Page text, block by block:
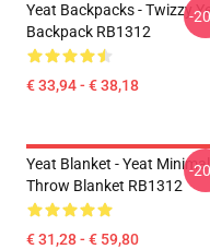
Yeat Backpacks - Twizzy
Backpack RB1312
€ 33,94 - € 38,18
-
Yeat Blanket - Yeat Minimal
Throw Blanket RB1312
€ 31,28 - € 59,80
-